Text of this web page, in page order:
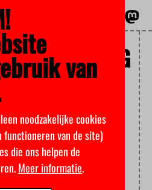
INMENGING
van
noodzakelijke cookies
van de site)
die ons helpen de
Meer informatie.